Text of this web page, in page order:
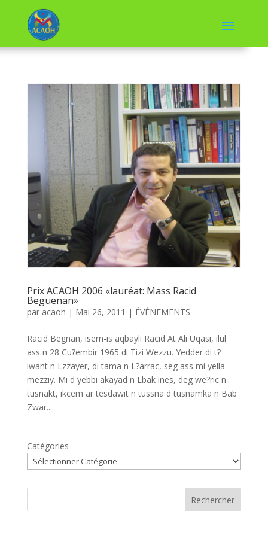
Prix ACAOH 2006 «lauréat: Mass Racid
Beguenan»
par acaoh | Mai 26, 2011 | ÉVÉNEMENTS
Racid Begnan, isem-is aqbayli Racid At Ali Uqasi, ilul
ass n 28 Cu?embir 1965 di Tizi Wezzu. Yedder di t?
iwant n Lzzayer, di tama n L?arrac, seg ass mi yella
mezziy. Mi d yebbi akayad n Lbak ines, deg we?ric n
tusnakt, ikcem ar tesdawit n tussna d tusnamka n Bab
Zwar...
Catégories
Rechercher